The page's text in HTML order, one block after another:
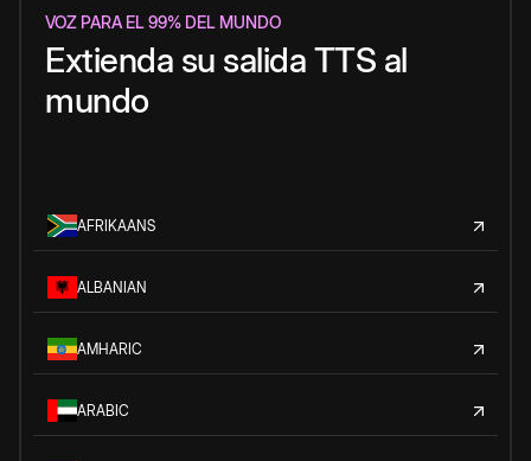
VOZ PARA EL 99% DEL MUNDO
Extienda su salida TTS al
mundo
AFRIKAANS
ALBANIAN
AMHARIC
ARABIC